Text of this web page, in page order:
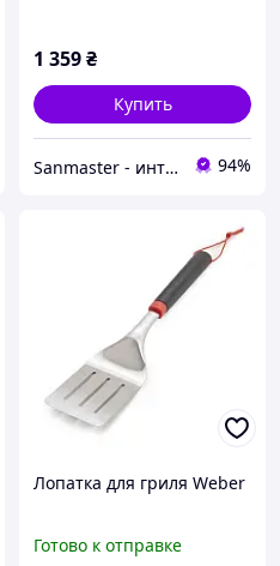
1 359₴
Купить
Sanmaster - интернет-магазин сантехники 94%
Лопатка для гриля Weber
Готово к отправке